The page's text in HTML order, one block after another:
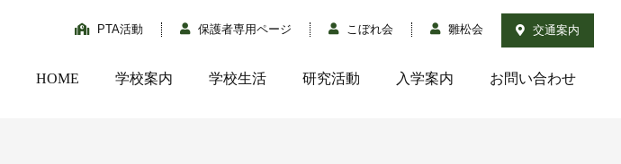
PTA活動 保護者専用ページ こぼれ会 雛松会 交通案内
HOME 学校案内 学校生活 研究活動 入学案内 お問い合わせ